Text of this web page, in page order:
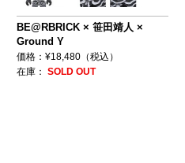
BE@RBRICK × 笹田靖人 ×
Ground Y
価格：¥18,480（税込）
在庫： SOLD OUT